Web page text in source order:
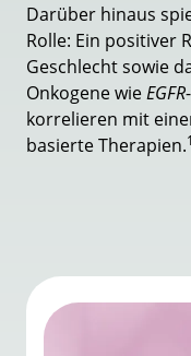
Darüber hinaus
Rolle: Ein positiver
Geschlecht sowie
Onkogene wieEGFR
korrelieren mit
basierte Therapien.